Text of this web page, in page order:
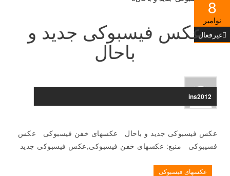
8
نوامبر
غیرفعالعکس فیسبوکی جدید و
باحال
ins2012
عکس فیسبوکی جدید و باحال عکسهای خفن فیسبوکی عکس
فسیبوکی منبع: عکسهای خفن فیسبوکی,عکس فیسبوکی جدید
عکسهای فیسبوکی